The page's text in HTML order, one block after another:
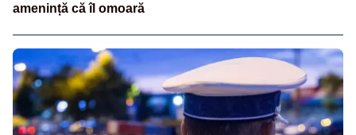
amenință că îl omoară